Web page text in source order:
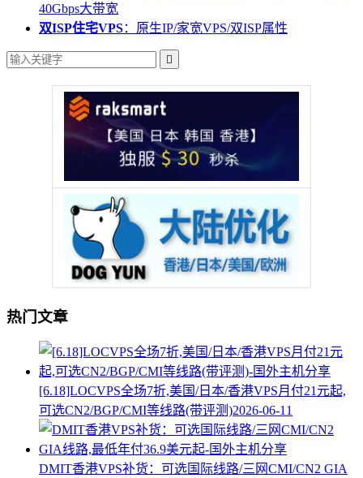
40Gbps大带宽
双ISP住宅VPS：原生IP/家宽VPS/双ISP属性

热门文章
[6.18]LOCVPS全场7折,美国/日本/香港VPS月付21元起,
可选CN2/BGP/CMI等线路(带评测)2026-06-11
DMIT香港VPS补货：可选国际线路/三网CMI/CN2 GIA